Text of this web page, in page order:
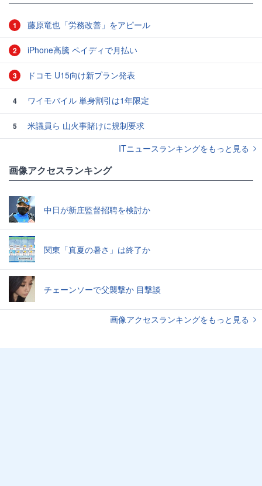
1 藤原竜也「労務改善」をアピール
2 iPhone高騰 ペイディで月払い
3 ドコモ U15向け新プラン発表
4 ワイモバイル 単身割引は1年限定
5
米議員ら 山火事賭けに規制要求
ITニュースランキングをもっと見る
画像アクセスランキング
中日が新庄監督招聘を検討か
関東「真夏の暑さ」は終了か
チェーンソーで父襲撃か 目撃談
画像アクセスランキングをもっと見る